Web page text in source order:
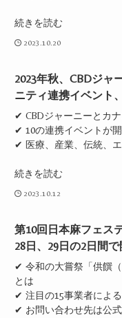
続きを読む
2023.10.20
2023年秋、CBDジャ
ニティ連携イベント
✔ CBDジャーニーとカ
✔ 10の連携イベントが
✔ 医療、産業、伝統、
続きを読む
2023.10.12
第10回日本麻フェス
28日、29日の2日間
✔ 令和の大嘗祭「供饌
とは
✔ 注目の15事業者によ
✔ お問い合わせ先は公式